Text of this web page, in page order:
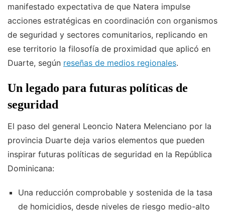
manifestado expectativa de que Natera impulse
acciones estratégicas en coordinación con organismos
de seguridad y sectores comunitarios, replicando en
ese territorio la filosofía de proximidad que aplicó en
Duarte, según reseñas de medios regionales.
Un legado para futuras políticas de
seguridad
El paso del general Leoncio Natera Melenciano por la
provincia Duarte deja varios elementos que pueden
inspirar futuras políticas de seguridad en la República
Dominicana:
Una reducción comprobable y sostenida de la tasa
de homicidios, desde niveles de riesgo medio-alto